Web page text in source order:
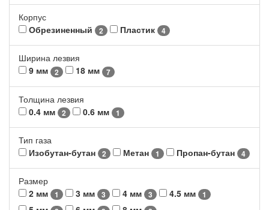
Корпус
Обрезиненный
2 Пластик 4
Ширина лезвия
9 мм
2 18 мм 7
Толщина лезвия
0.4 мм
2 0.6 мм 1
Тип газа
Изобутан-бутан
2 Метан 1 Пропан-бутан 4
Размер
2 мм
1 3 мм 3 4 мм 3 4.5 мм 1